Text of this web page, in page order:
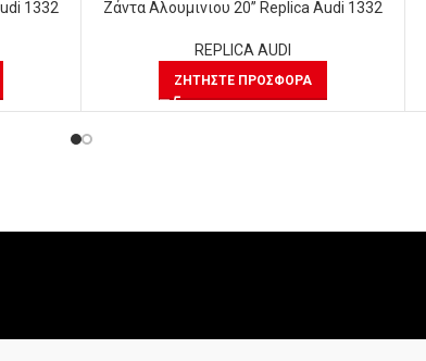
1332 Ζάντα Αλουμινιου 20” Replica Audi 1332
REPLICA AUDI
ΖΗΤΉΣΤΕ ΠΡΟΣΦΟΡΆ